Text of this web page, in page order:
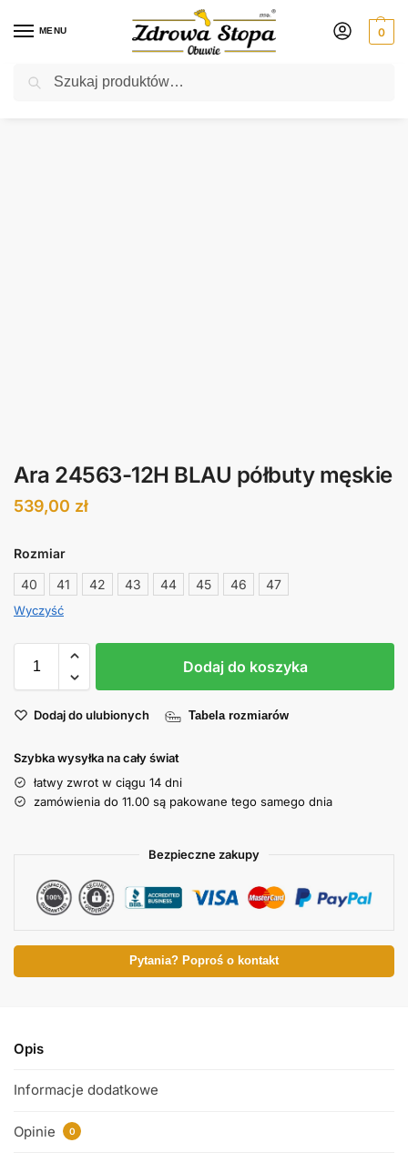
MENU 0
Rabat ⚡ 5% kod: ZDROWASTOPA (na obuwie poza promocją)
Ara 24563-12H BLAU półbuty męskie
539,00 zł
Rozmiar
40
41 42 43 44 45 46 47
Wyczyść
Dodaj do koszyka
Dodaj do ulubionych Tabela rozmiarów
Szybka wysyłka na cały świat
łatwy zwrot w ciągu 14 dni
zamówienia do 11.00 są pakowane tego samego dnia
Bezpieczne zakupy
Pytania? Poproś o kontakt
Opis
Informacje dodatkowe
Opinie 0